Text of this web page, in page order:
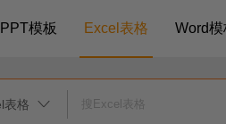
PPT模板 Excel表格 Word模
表格 